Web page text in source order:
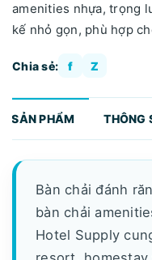
amenities nhựa, trọng
kế nhỏ gọn, phù hợp
Chia sẻ: f Z
SẢN PHẨM THÔNG
Bàn chải đánh
bàn chải
Hotel Supply